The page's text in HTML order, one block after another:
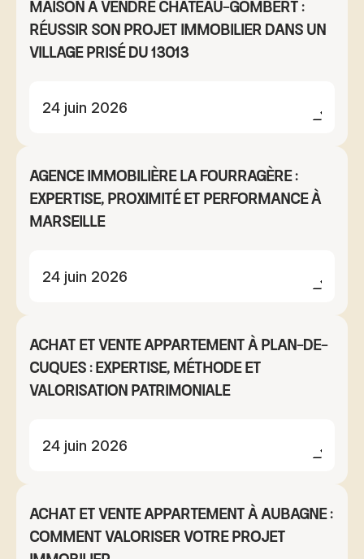
Maison à vendre Château-Gombert :
réussir son projet immobilier dans un
village prisé du 13013
24 juin 2026
Agence immobilière La Fourragère :
expertise, proximité et performance à
Marseille
24 juin 2026
Achat et vente appartement à Plan-de-
Cuques : expertise, méthode et
valorisation patrimoniale
24 juin 2026
Achat et vente appartement à Aubagne :
comment valoriser votre projet